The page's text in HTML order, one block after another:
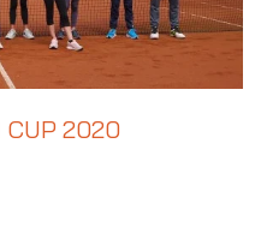
CUP 2020